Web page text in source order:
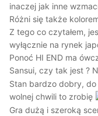
inaczej jak inne
Różni się także
Z tego co czytałem,
wyłącznie na rynek
Ponoć HI END ma
Sansui, czy tak jest ?
Stan bardzo dobry, do
wolnej chwili to zrobię
Gra dużą i szeroką